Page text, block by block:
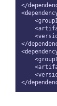
</
</